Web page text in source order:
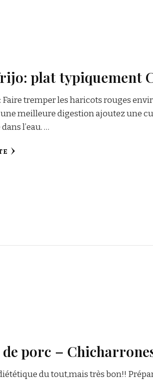
plat typiquement
tremper les haricots rouges
meilleure digestion ajoutez une
l’eau. …
porc –
du tout,mais très bon!!